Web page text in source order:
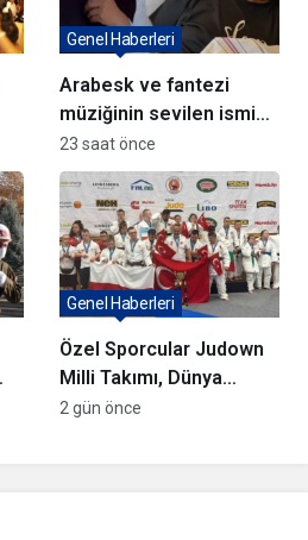
Arabesk ve fantezi
müziğinin sevilen ismi
Cansever Hayatını
Kaybetti
Genel Haberleri
23 saat önce
Özel Sporcular Judown
Milli Takımı, Dünya
Şampiyonu Oldu
Genel Haberleri
2 gün önce